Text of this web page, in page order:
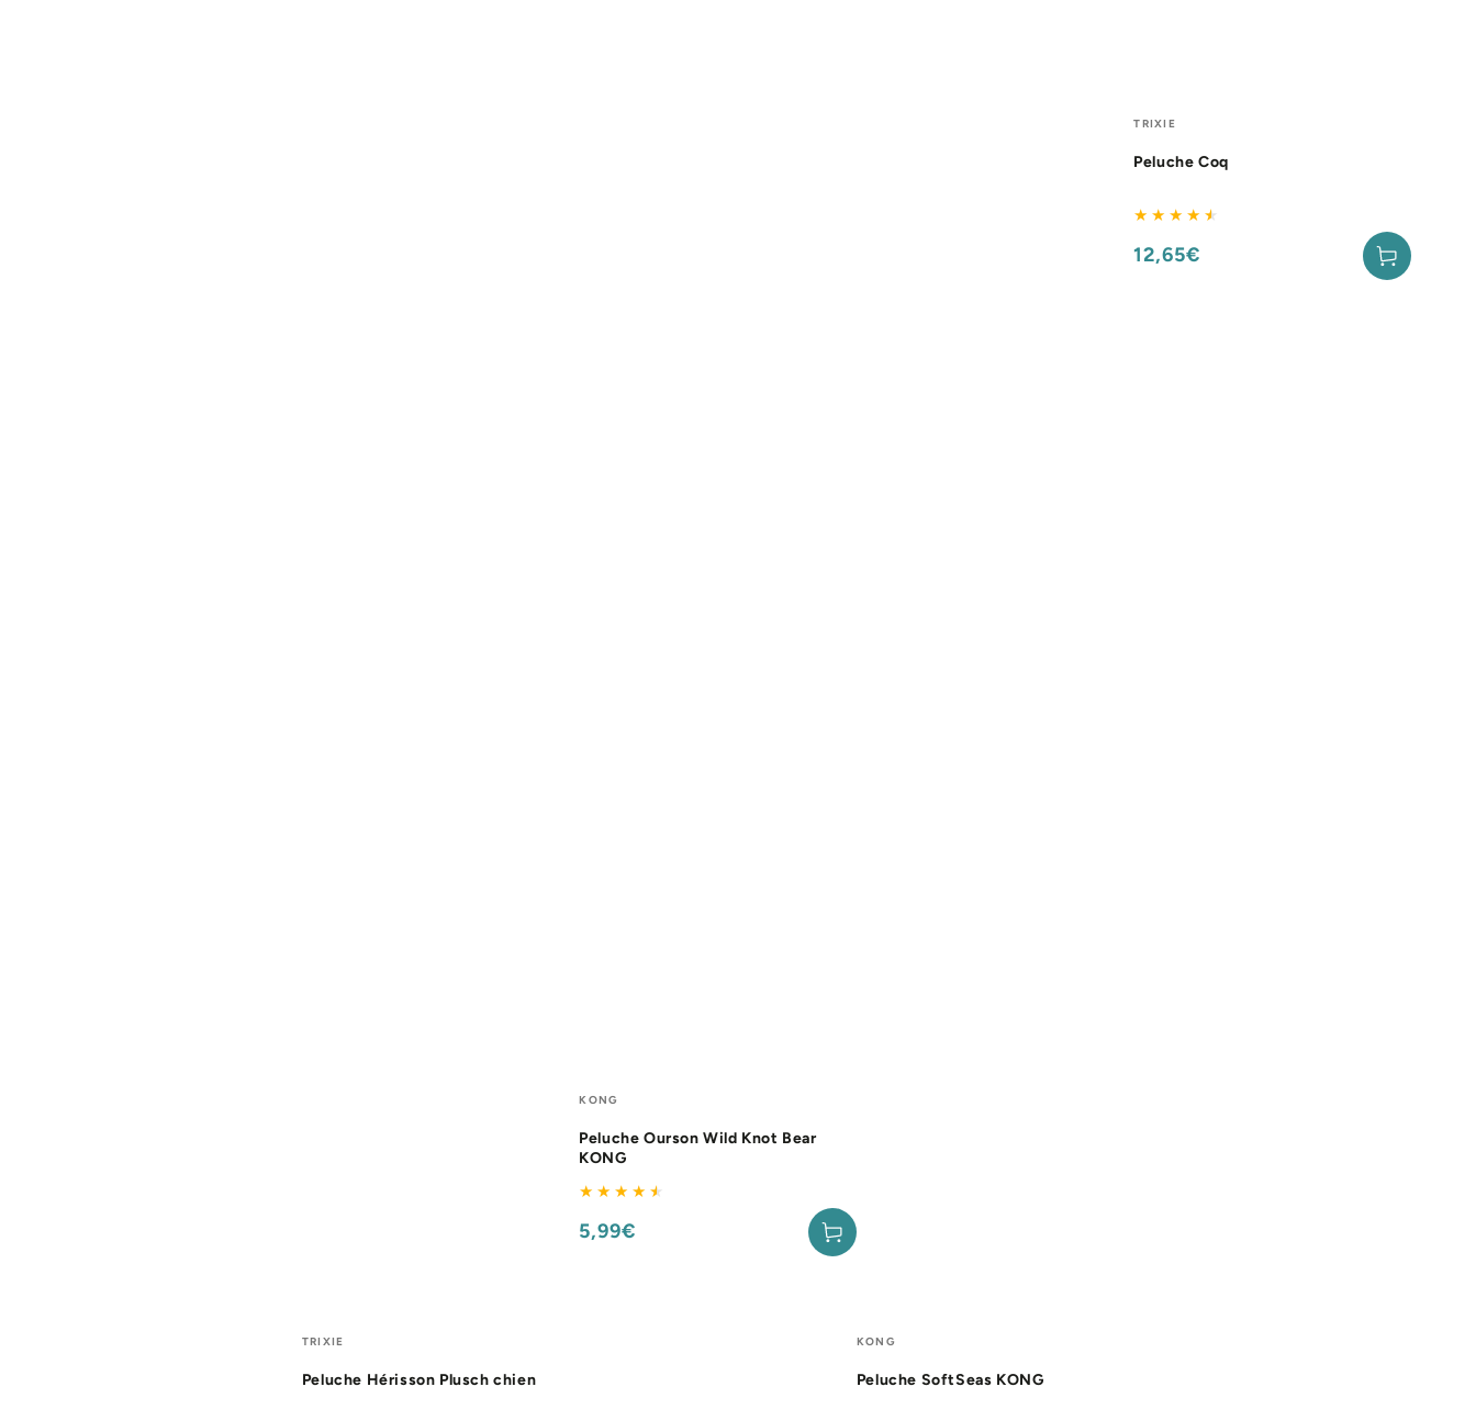
Plusch
Fournisseur:
TRIXIE
Peluche Hérisson Plusch chien
Wild
Knot
KONG
Fournisseur:
KONG
Peluche Ourson Wild Knot Bear
KONG
Prix
5,99€
KONG
Fournisseur:
KONG
Peluche SoftSeas KONG
Fournisseur:
TRIXIE
Peluche Coq
Prix
12,65€